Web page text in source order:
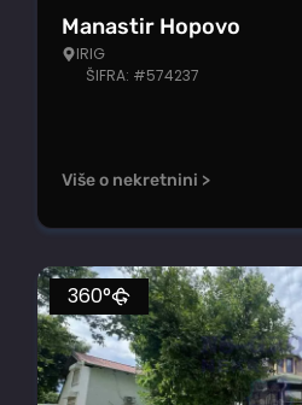
Manastir Hopovo
IRIG
ŠIFRA: #574237
Više o nekretnini >
360°